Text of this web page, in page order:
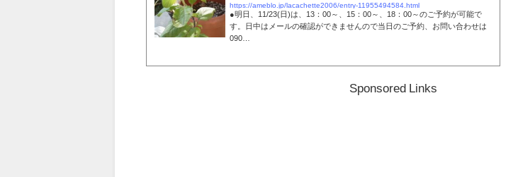
https://ameblo.jp/lacachette2006/entry-11955494584.html
●明日、11/23(日)は、13：00～、15：00～、18：00～のご予約が可能で
す。日中はメールの確認ができませんので当日のご予約、お問い合わせは
090…
Sponsored Links